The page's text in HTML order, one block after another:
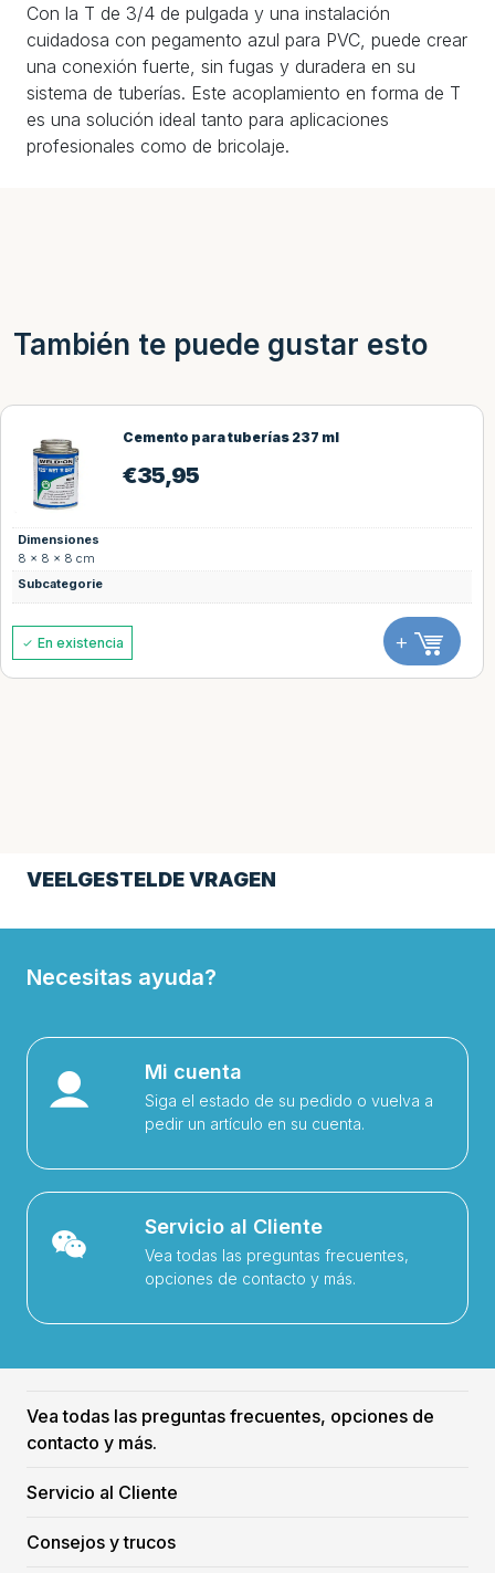
Con la T de 3/4 de pulgada y una instalación
cuidadosa con pegamento azul para PVC, puede crear
una conexión fuerte, sin fugas y duradera en su
sistema de tuberías. Este acoplamiento en forma de T
es una solución ideal tanto para aplicaciones
profesionales como de bricolaje.
También te puede gustar esto
237 ml
VEELGESTELDE VRAGEN
Necesitas ayuda?
Mi cuenta
Siga el estado de su pedido o vuelva a
pedir un artículo en su cuenta.
Servicio al Cliente
Vea todas las preguntas frecuentes,
opciones de contacto y más.
Vea todas las preguntas frecuentes, opciones de
contacto y más.
Servicio al Cliente
Consejos y trucos